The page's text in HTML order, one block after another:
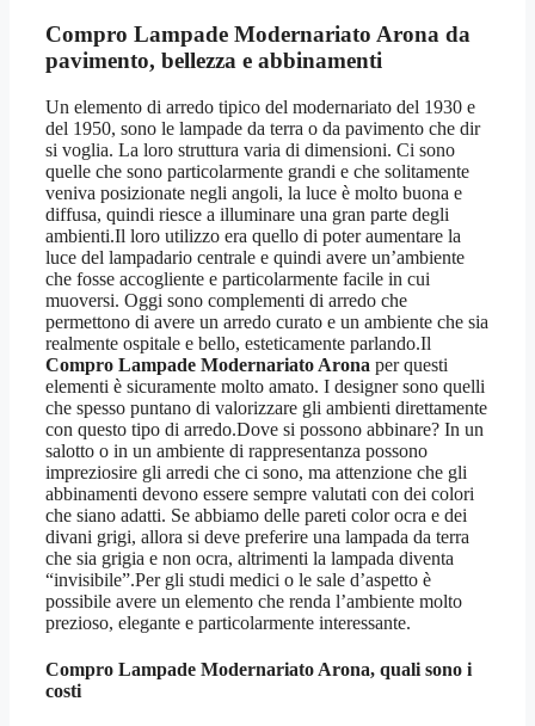
Compro Lampade Modernariato Arona da
pavimento, bellezza e abbinamenti
Un elemento di arredo tipico del modernariato del 1930 e
del 1950, sono le lampade da terra o da pavimento che dir
si voglia. La loro struttura varia di dimensioni. Ci sono
quelle che sono particolarmente grandi e che solitamente
veniva posizionate negli angoli, la luce è molto buona e
diffusa, quindi riesce a illuminare una gran parte degli
ambienti.Il loro utilizzo era quello di poter aumentare la
luce del lampadario centrale e quindi avere un’ambiente
che fosse accogliente e particolarmente facile in cui
muoversi. Oggi sono complementi di arredo che
permettono di avere un arredo curato e un ambiente che sia
realmente ospitale e bello, esteticamente parlando.Il
Compro Lampade Modernariato Arona per questi
elementi è sicuramente molto amato. I designer sono quelli
che spesso puntano di valorizzare gli ambienti direttamente
con questo tipo di arredo.Dove si possono abbinare? In un
salotto o in un ambiente di rappresentanza possono
impreziosire gli arredi che ci sono, ma attenzione che gli
abbinamenti devono essere sempre valutati con dei colori
che siano adatti. Se abbiamo delle pareti color ocra e dei
divani grigi, allora si deve preferire una lampada da terra
che sia grigia e non ocra, altrimenti la lampada diventa
“invisibile”.Per gli studi medici o le sale d’aspetto è
possibile avere un elemento che renda l’ambiente molto
prezioso, elegante e particolarmente interessante.
Compro Lampade Modernariato Arona, quali sono i
costi